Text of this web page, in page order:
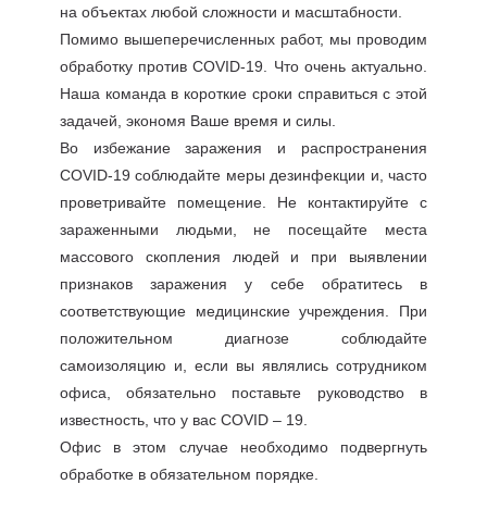
на объектах любой сложности и масштабности.
Помимо вышеперечисленных работ, мы проводим
обработку против COVID-19. Что очень актуально.
Наша команда в короткие сроки справиться с этой
задачей, экономя Ваше время и силы.
Во избежание заражения и распространения
COVID-19 соблюдайте меры дезинфекции и, часто
проветривайте помещение. Не контактируйте с
зараженными людьми, не посещайте места
массового скопления людей и при выявлении
признаков заражения у себе обратитесь в
соответствующие медицинские учреждения. При
положительном диагнозе соблюдайте
самоизоляцию и, если вы являлись сотрудником
офиса, обязательно поставьте руководство в
известность, что у вас COVID – 19.
Офис в этом случае необходимо подвергнуть
обработке в обязательном порядке.